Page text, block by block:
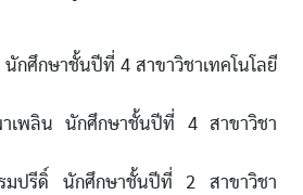
กศึกษาชั้นปีที่ 4 สาขาวิชาเทคโนโลยี
เพลิน นักศึกษาชั้นปีที่ 4 สาขาวิชา
มปรีดิ์ นักศึกษาชั้นปีที่ 2 สาขาวิชา